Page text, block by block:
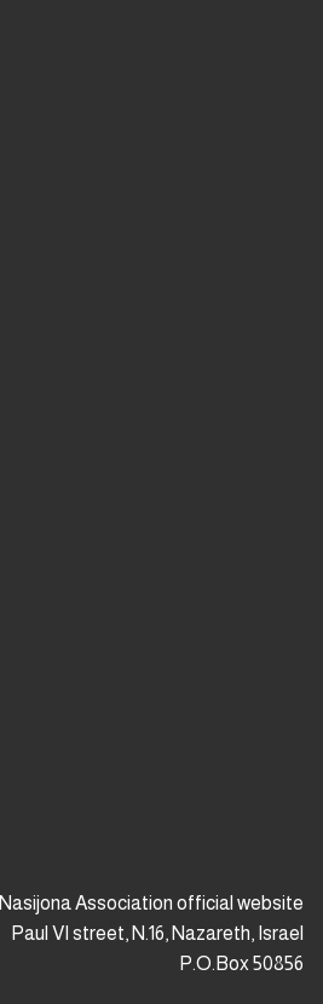
Nasijona Association official website
Paul VI street, N.16, Nazareth, Israel
P.O.Box 50856